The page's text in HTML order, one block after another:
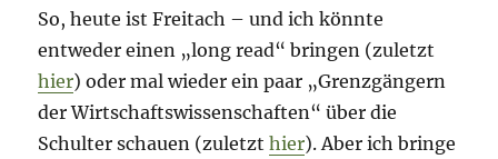
So, heute ist Freitach – und ich könnte
entweder einen „long read“ bringen (zuletzt
hier) oder mal wieder ein paar „Grenzgängern
der Wirtschaftswissenschaften“ über die
Schulter schauen (zuletzthier). Aber ich bringe